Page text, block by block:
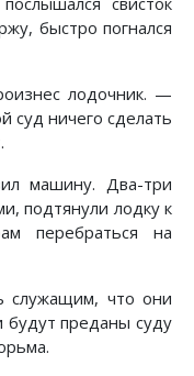
быстро погнался
лодочник. —
суд ничего сделать
машину. Два-три
подтянули лодку к
перебраться на
служащим, что они
преданы суду